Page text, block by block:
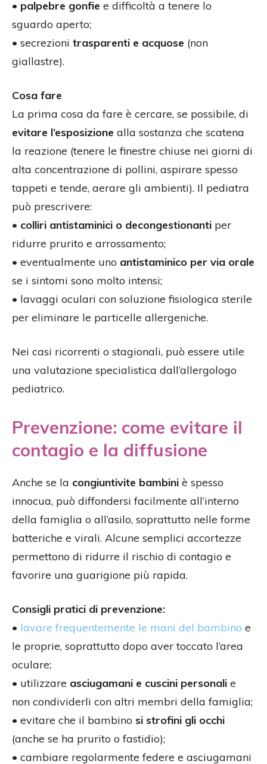
• palpebre gonfie e difficoltà a tenere lo
sguardo aperto;
• secrezioni trasparenti e acquose (non
giallastre).
Cosa fare
La prima cosa da fare è cercare, se possibile, di
evitare l’esposizione alla sostanza che scatena
la reazione (tenere le finestre chiuse nei giorni di
alta concentrazione di pollini, aspirare spesso
tappeti e tende, aerare gli ambienti). Il pediatra
può prescrivere:
• colliri antistaminici o decongestionanti per
ridurre prurito e arrossamento;
• eventualmente uno antistaminico per via orale
se i sintomi sono molto intensi;
• lavaggi oculari con soluzione fisiologica sterile
per eliminare le particelle allergeniche.
Nei casi ricorrenti o stagionali, può essere utile
una valutazione specialistica dall’allergologo
pediatrico.
Prevenzione: come evitare il
contagio e la diffusione
Anche se la congiuntivite bambini è spesso
innocua, può diffondersi facilmente all’interno
della famiglia o all’asilo, soprattutto nelle forme
batteriche e virali. Alcune semplici accortezze
permettono di ridurre il rischio di contagio e
favorire una guarigione più rapida.
Consigli pratici di prevenzione:
• lavare frequentemente le mani del bambino e
le proprie, soprattutto dopo aver toccato l’area
oculare;
• utilizzare asciugamani e cuscini personali e
non condividerli con altri membri della famiglia;
• evitare che il bambino si strofini gli occhi
(anche se ha prurito o fastidio);
• cambiare regolarmente federe e asciugamani